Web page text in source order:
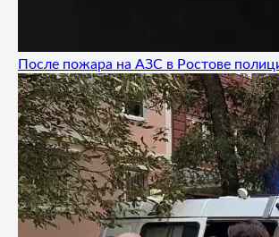
После пожара на АЗС в Ростове